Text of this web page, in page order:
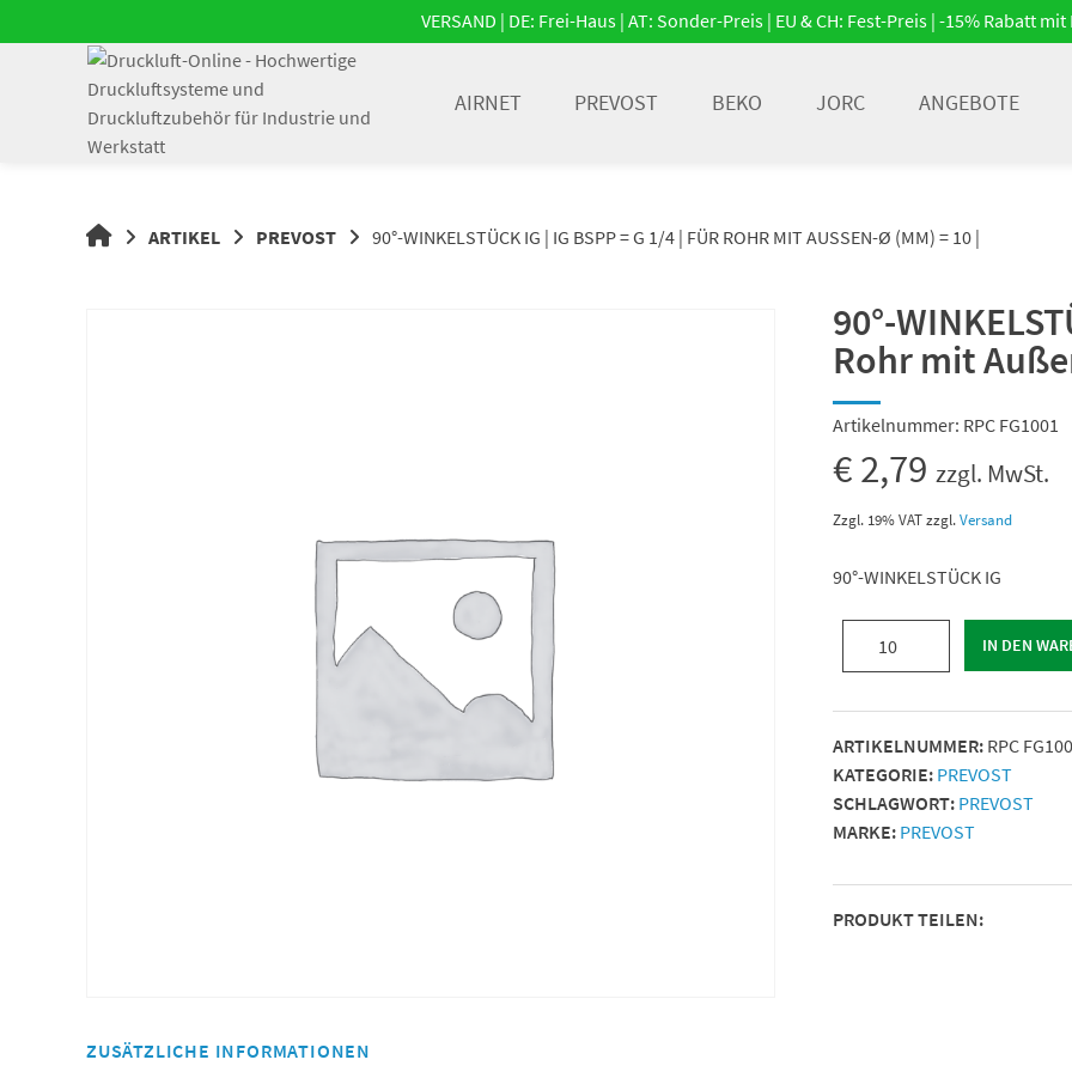
zum
VERSAND | DE: Frei-Haus | AT: Sonder-Preis | EU & CH: Fest-Preis | -15% Rabatt
AIRNET PREVOST BEKO JORC ANGEBOTE
DRUCKLUFT-
ARTIKEL PREVOST 90°-WINKELSTÜCK IG | IG BSPP = G 1/4 | FÜR ROHR MIT AUSSEN-Ø (MM) = 10 |
90°-
Rohr mit
Artikelnummer: RPC FG1001
€2,79 zzgl. MwSt.
Zzgl. 19% VATzzgl.Versand
90°-WINKELSTÜCK IG
WINKELSTÜCK
|
IG
BSPP
=
G
|
Für
IN DEN
ARTIKELNUMMER: RPC
KATEGORIE: PREVOST
SCHLAGWORT: PREVOST
MARKE: PREVOST
PRODUKT TEILEN:
ZUSÄTZLICHE INFORMATIONEN